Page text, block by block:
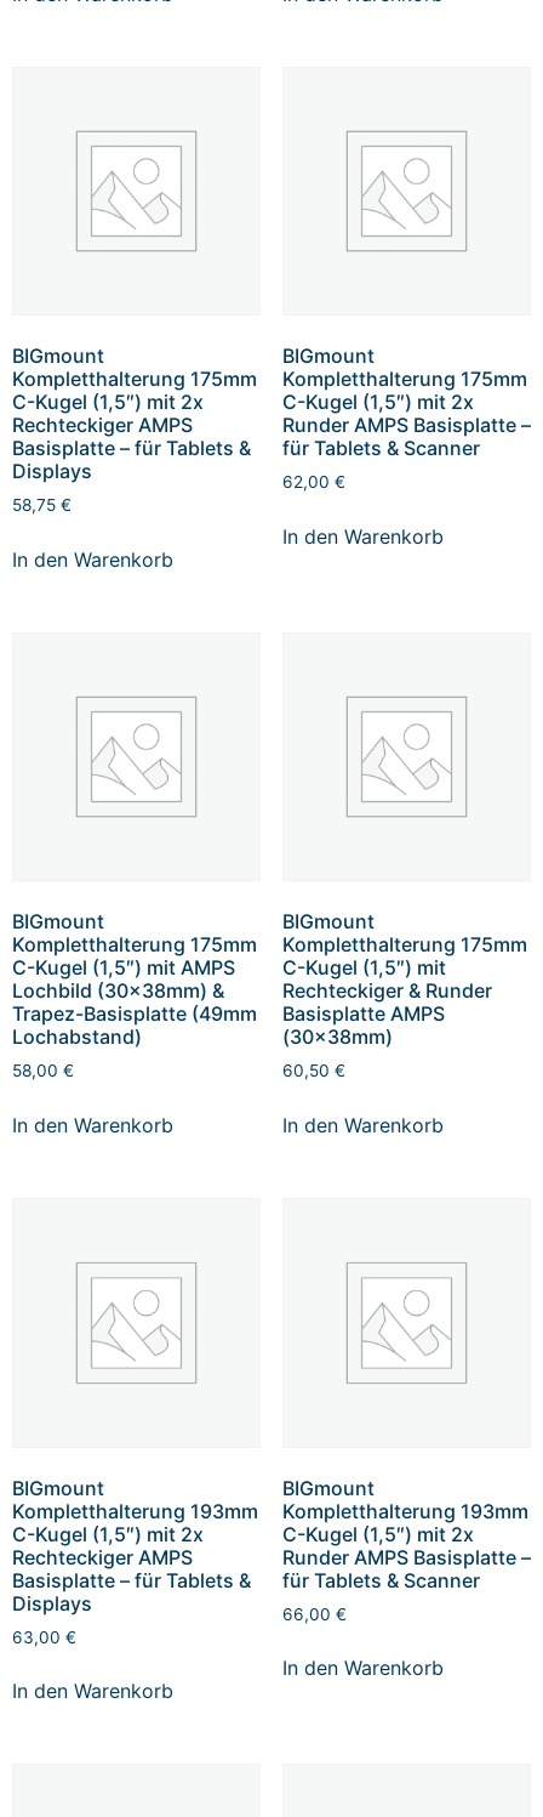
BIGmount
Kompletthalterung 175mm
C-Kugel (1,5″) mit 2x
Rechteckiger AMPS
Basisplatte – für Tablets &
Displays
58,75 €
In den Warenkorb
BIGmount
Kompletthalterung 175mm
C-Kugel (1,5″) mit 2x
Runder AMPS Basisplatte –
für Tablets & Scanner
62,00 €
In den Warenkorb
BIGmount
Kompletthalterung 175mm
C-Kugel (1,5″) mit AMPS
Lochbild (30x38mm) &
Trapez-Basisplatte (49mm
Lochabstand)
58,00 €
In den Warenkorb
BIGmount
Kompletthalterung 175mm
C-Kugel (1,5″) mit
Rechteckiger & Runder
Basisplatte AMPS
(30x38mm)
60,50 €
In den Warenkorb
BIGmount
Kompletthalterung 193mm
C-Kugel (1,5″) mit 2x
Rechteckiger AMPS
Basisplatte – für Tablets &
Displays
63,00 €
In den Warenkorb
BIGmount
Kompletthalterung 193mm
C-Kugel (1,5″) mit 2x
Runder AMPS Basisplatte –
für Tablets & Scanner
66,00 €
In den Warenkorb